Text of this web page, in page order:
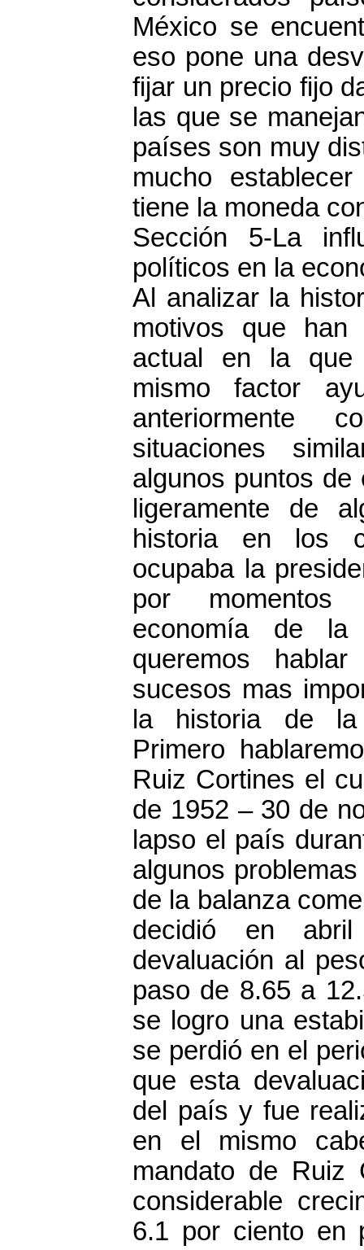
México se
eso pone una
fijar un precio fijo
las que se
países son muy
mucho
tiene la moneda
Sección 5-La
políticos en la
Al analizar la
motivos que han
actual en la que
mismo factor
anteriormente
situaciones
algunos puntos de
ligeramente de
historia en los
ocupaba la
por
economía de
queremos
sucesos mas
la historia de la
Primero
Ruiz Cortines el
de 1952 – 30 de
lapso el país
algunos
de la balanza
decidió en
devaluación al
paso de 8.65 a
se logro una
se perdió en el
que esta
del país y fue
en el mismo
mandato de Ruiz
considerable
6.1 por ciento en